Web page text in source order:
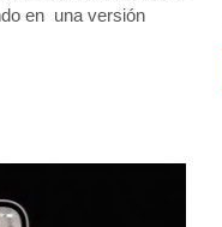
en una versión